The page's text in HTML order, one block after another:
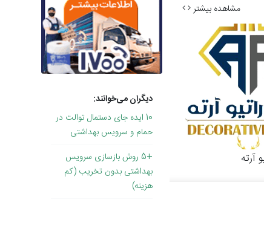
مشاهده بیشتر
آرته
دیگران می‌خوانند:
10 ایده جای دستمال توالت در
حمام و سرویس بهداشتی
+5 روش بازسازی سرویس
بهداشتی بدون تخریب (کم
هزینه)